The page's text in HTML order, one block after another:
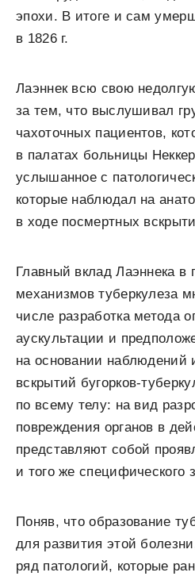
эпохи. В итоге и сам
в 1826 г.
Лаэннек всю свою
за тем, что выслушивал
чахоточных пациентов,
в палатах больницы
услышанное с
которые наблюдал на
в ходе посмертных
Главный вклад Лаэннека в
механизмов туберкулеза
числе разработка метода
аускультации и
на основании наблюдений
вскрытий бугорков-
по всему телу: на вид
повреждения органов в
представляют собой
и того же специфического
Поняв, что образование
для развития этой
ряд патологий, которые